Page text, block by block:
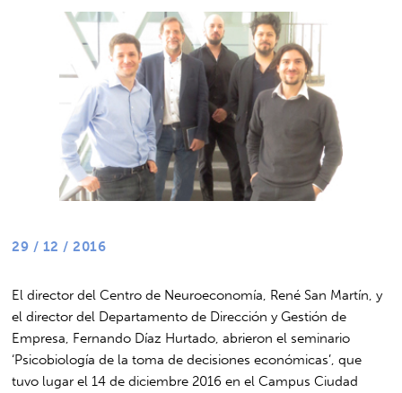
29 / 12 / 2016
El director del Centro de Neuroeconomía, René San Martín, y
el director del Departamento de Dirección y Gestión de
Empresa, Fernando Díaz Hurtado, abrieron el seminario
‘Psicobiología de la toma de decisiones económicas’, que
tuvo lugar el 14 de diciembre 2016 en el Campus Ciudad